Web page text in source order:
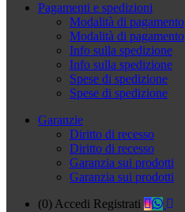
Pagamenti e spedizioni
Modalità di pagamento
Modalità di pagamento
Info sulla spedizione
Info sulla spedizione
Spese di spedizione
Spese di spedizione
Garanzie
Diritto di recesso
Diritto di recesso
Garanzia sui prodotti
Garanzia sui prodotti
(0) Accedi Registrati